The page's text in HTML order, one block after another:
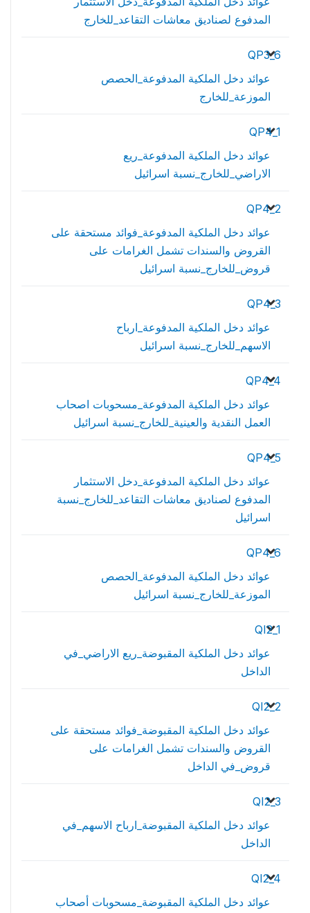
المدفوع لصناديق معاشات التقاعد_للخارج
QP3_6
عوائد دخل الملكية المدفوعة_الحصص
الموزعة_للخارج
QP4_1
عوائد دخل الملكية المدفوعة_ريع
الاراضي_للخارج_نسبة اسرائيل
QP4_2
عوائد دخل الملكية المدفوعة_فوائد مستحقة على
القروض والسندات تشمل الغرامات على
قروض_للخارج_نسبة اسرائيل
QP4_3
عوائد دخل الملكية المدفوعة_ارباح
الاسهم_للخارج_نسبة اسرائيل
QP4_4
عوائد دخل الملكية المدفوعة_مسحوبات اصحاب
العمل النقدية والعينية_للخارج_نسبة اسرائيل
QP4_5
عوائد دخل الملكية المدفوعة_دخل الاستثمار
المدفوع لصناديق معاشات التقاعد_للخارج_نسبة
اسرائيل
QP4_6
عوائد دخل الملكية المدفوعة_الحصص
الموزعة_للخارج_نسبة اسرائيل
QI2_1
عوائد دخل الملكية المقبوضة_ريع الاراضي_في
الداخل
QI2_2
عوائد دخل الملكية المقبوضة_فوائد مستحقة على
القروض والسندات تشمل الغرامات على
قروض_في الداخل
QI2_3
عوائد دخل الملكية المقبوضة_ارباح الاسهم_في
الداخل
QI2_4
عوائد دخل الملكية المقبوضة_مسحوبات أصحاب